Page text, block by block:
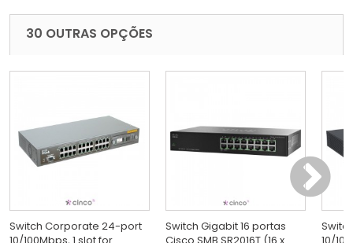
30 OUTRAS OPÇÕES
Switch Corporate 24-port
10/100Mbps, 1 slot for
Switch Gigabit 16 portas
Cisco SMB SR2016T (16 x
10/